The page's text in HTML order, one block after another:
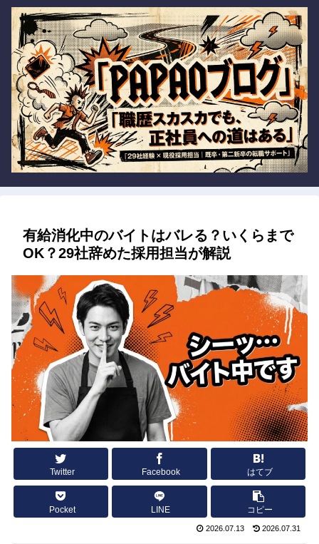
有給消化中のバイトはバレる？いくらまで
OK？29社辞めた採用担当が解説
Twitter Facebook はてブ
Pocket LINE コピー
2026.07.13 2026.07.31